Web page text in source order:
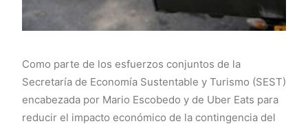
Como parte de los esfuerzos conjuntos de la
Secretaría de Economía Sustentable y Turismo (SEST)
encabezada por Mario Escobedo y de Uber Eats para
reducir el impacto económico de la contingencia del